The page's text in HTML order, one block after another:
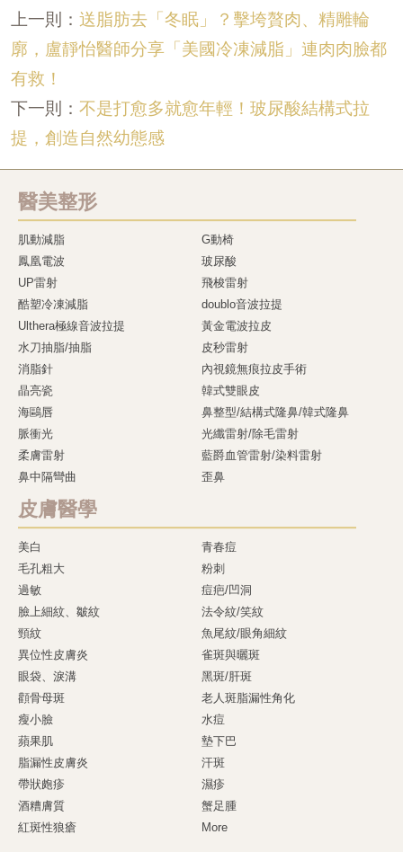
上一則： 送脂肪去「冬眠」？擊垮贅肉、精雕輪
廓，盧靜怡醫師分享「美國冷凍減脂」連肉肉臉都
有救！
下一則： 不是打愈多就愈年輕！玻尿酸結構式拉
提，創造自然幼態感
醫美整形
肌動減脂
G動椅
鳳凰電波
玻尿酸
UP雷射
飛梭雷射
酷塑冷凍減脂
doublo音波拉提
Ulthera極線音波拉提
黃金電波拉皮
水刀抽脂/抽脂
皮秒雷射
消脂針
內視鏡無痕拉皮手術
晶亮瓷
韓式雙眼皮
海鷗唇
鼻整型/結構式隆鼻/韓式隆鼻
脈衝光
光纖雷射/除毛雷射
柔膚雷射
藍爵血管雷射/染料雷射
鼻中隔彎曲
歪鼻
皮膚醫學
美白
青春痘
毛孔粗大
粉刺
過敏
痘疤/凹洞
臉上細紋、皺紋
法令紋/笑紋
頸紋
魚尾紋/眼角細紋
異位性皮膚炎
雀斑與曬斑
眼袋、淚溝
黑斑/肝斑
顴骨母斑
老人斑脂漏性角化
瘦小臉
水痘
蘋果肌
墊下巴
脂漏性皮膚炎
汗斑
帶狀皰疹
濕疹
酒糟膚質
蟹足腫
紅斑性狼瘡
More